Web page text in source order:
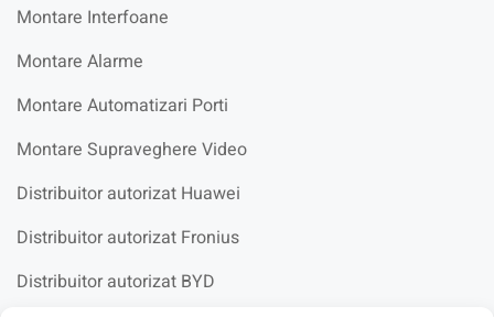
Montare Interfoane
Montare Alarme
Montare Automatizari Porti
Montare Supraveghere Video
Distribuitor autorizat Huawei
Distribuitor autorizat Fronius
Distribuitor autorizat BYD